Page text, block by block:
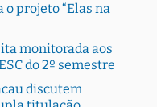
o projeto “Elas na
monitorada aos
do 2º semestre
discutem